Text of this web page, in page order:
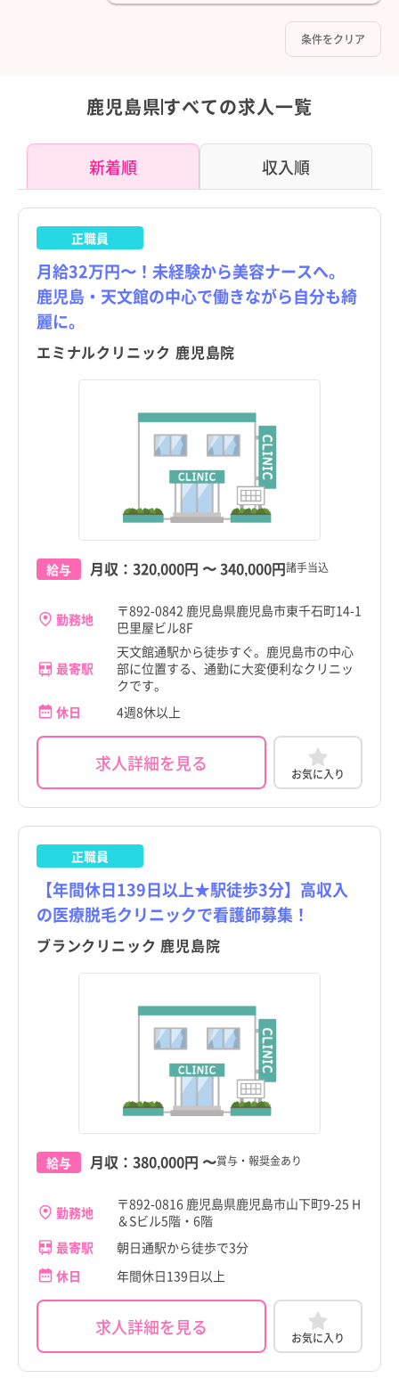
岩手県
宮城県
山形県
福島県
茨城県
栃木県
群馬県
埼玉県
千葉県
福井県
山梨県
長野県
岐阜県
静岡県
愛知県
三重県
鹿児島県すべて
鹿児島市
枕崎市
阿久根市
出水市
指宿市
西之表市
垂水市
薩摩川内市
曽於市
いちき串木野市
奄美市
三島村
十島村
さつま町
鹿屋市 すべて
枕崎市 すべて
すべて
出水市すべて
指宿市すべて
西之表市すべて
垂水市すべて
薩摩川内市 すべて
日置市すべて
曽於市 すべて
すべて
すべて
奄美市すべて
南九州市すべて
伊佐市 すべて
姶良市 すべて
三島村 すべて
すべて
さつま町すべて
職種・資格すべて
看護師
助産師
准看護師
病院
クリニック
介護施設
勤務形態 すべて
常勤（夜勤あり）
常勤（夜勤なし）
常勤（夜勤のみ）
4週8休以上
年間休日120日以上
日勤のみ
残業少なめ
条件をクリア
鹿児島県すべての求人一覧
新着順 収入順
正職員
月給32万円〜！未経験から美容ナースへ。
鹿児島・天文館の中心で働きながら自分も綺
麗に。
エミナルクリニック 鹿児島院
給与 月収： 320,000円 〜340,000円諸手当込
勤務地
〒892-0842 鹿児島県鹿児島市東千石町14-1
巴里屋ビル8F
最寄駅
天文館通駅から徒歩すぐ。鹿児島市の中心
部に位置する、通勤に大変便利なクリニッ
クです。
休日
4週8休以上
求人詳細を見る お気に入り
正職員
【年間休日139日以上★駅徒歩3分】高収入
の医療脱毛クリニックで看護師募集！
ブランクリニック 鹿児島院
給与 月収： 380,000円 〜賞与・報奨金あり
勤務地
〒892-0816 鹿児島県鹿児島市山下町9-25 H
＆Sビル5階・6階
最寄駅
朝日通駅から徒歩で3分
休日
年間休日139日以上
求人詳細を見る お気に入り
岩手県
宮城県
山形県
福島県
茨城県
栃木県
群馬県
埼玉県
千葉県
福井県
山梨県
長野県
岐阜県
静岡県
愛知県
三重県
鹿児島県すべて
鹿児島市
枕崎市
阿久根市
出水市
指宿市
西之表市
垂水市
薩摩川内市
曽於市
いちき串木野市
奄美市
三島村
十島村
さつま町
鹿屋市 すべて
枕崎市 すべて
すべて
出水市すべて
指宿市すべて
西之表市すべて
垂水市すべて
薩摩川内市 すべて
日置市すべて
曽於市 すべて
すべて
すべて
奄美市すべて
南九州市すべて
伊佐市 すべて
姶良市 すべて
三島村 すべて
すべて
さつま町すべて
職種・資格すべて
看護師
助産師
准看護師
病院
クリニック
介護施設
勤務形態 すべて
常勤（夜勤あり）
常勤（夜勤なし）
常勤（夜勤のみ）
4週8休以上
年間休日120日以上
日勤のみ
残業少なめ